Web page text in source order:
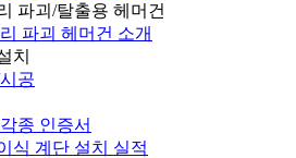
파괴/탈출용 헤머건
파괴 헤머건 소개
치
공
종 인증서
식 계단 설치 실적